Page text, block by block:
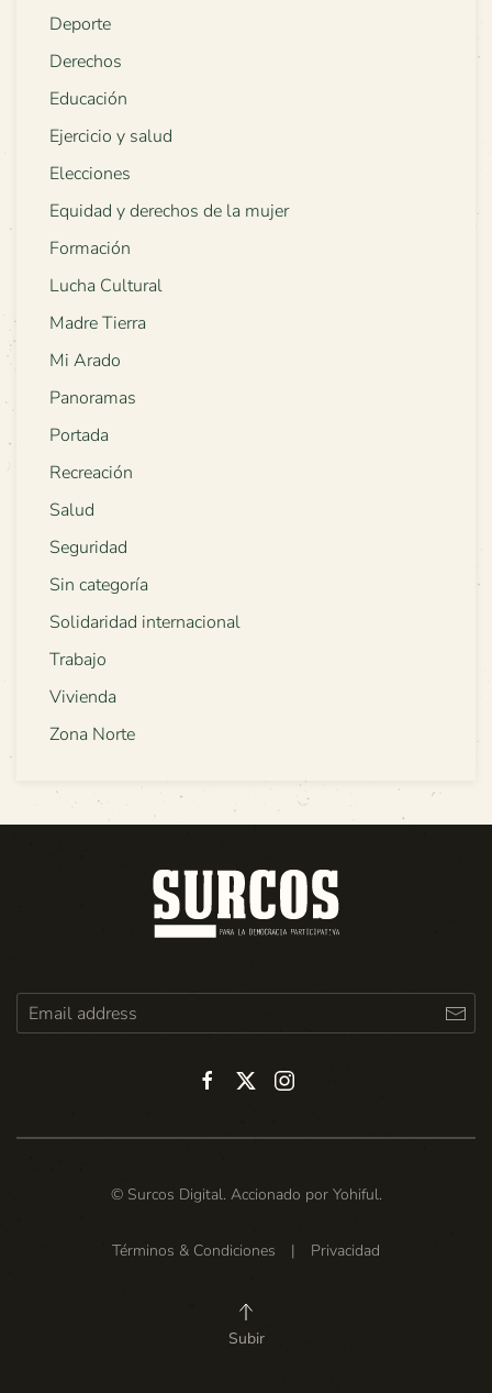
Deporte
Derechos
Educación
Ejercicio y salud
Elecciones
Equidad y derechos de la mujer
Formación
Lucha Cultural
Madre Tierra
Mi Arado
Panoramas
Portada
Recreación
Salud
Seguridad
Sin categoría
Solidaridad internacional
Trabajo
Vivienda
Zona Norte
© Surcos Digital. Accionado por Yohiful.
Términos & Condiciones | Privacidad
Subir